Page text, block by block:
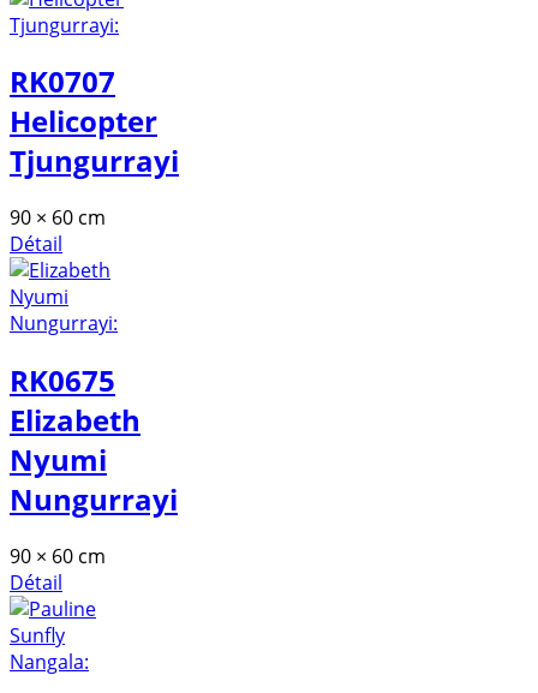
RK0707
Helicopter
Tjungurrayi
90 × 60 cm
Détail
RK0675
Elizabeth
Nyumi
Nungurrayi
90 × 60 cm
Détail